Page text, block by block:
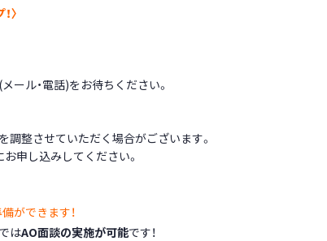
〉
ル・電話)をお待ちください。
整させていただく場合がございます。
申し込みしてください。
ができます！
はAO面談の実施が可能です！